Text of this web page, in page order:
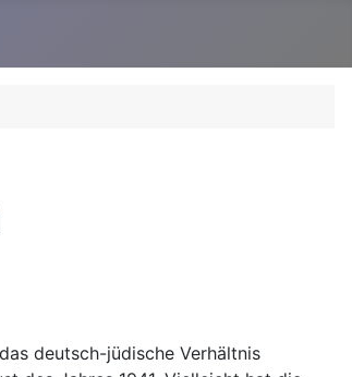
deutsch-jüdische Verhältnis